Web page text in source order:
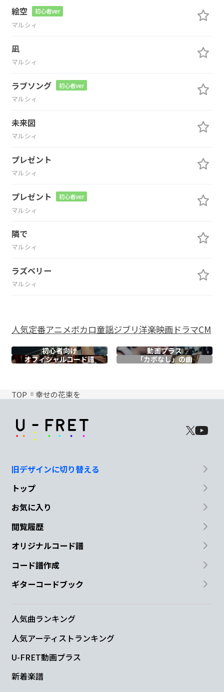
絵空 初心者ver
マルシィ
凪
マルシィ
ラブソング 初心者ver
マルシィ
未来図
マルシィ
プレゼント
マルシィ
プレゼント 初心者ver
マルシィ
隣で
マルシィ
ラズベリー
マルシィ
人気定番アニメボカロ童謡ジブリ洋楽映画ドラマCM
初心者向け
動画プラス
オフィシャルコード譜 「カポなし」の曲
TOP 幸せの花束を
旧デザインに切り替える
トップ
お気に入り
閲覧履歴
オリジナルコード譜
コード譜作成
ギターコードブック
人気曲ランキング
人気アーティストランキング
U-FRET動画プラス
新着楽譜